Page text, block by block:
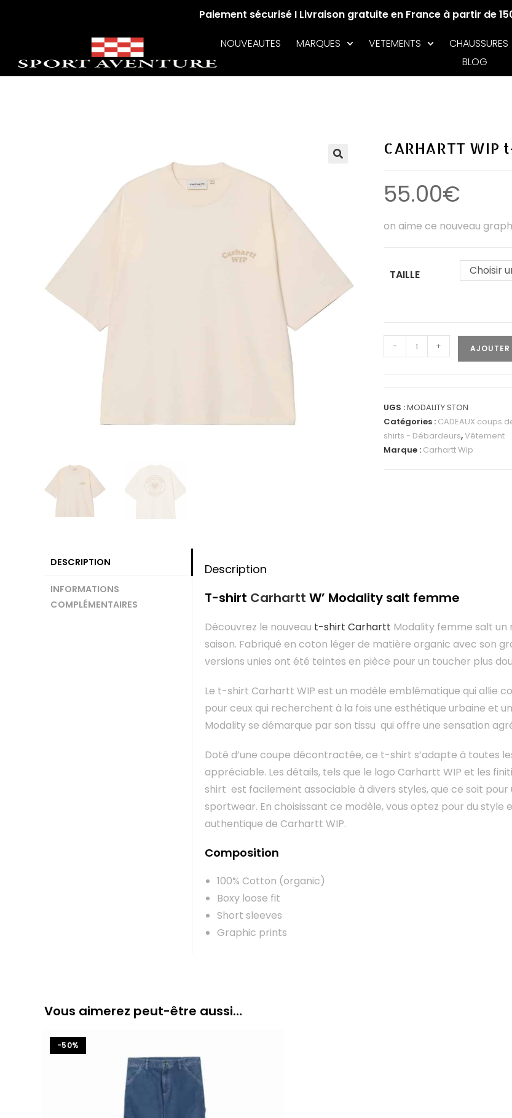
Paiement sécurisé I Livraison gratuite en France à partir de
NOUVEAUTES MARQUES VETEMENTS CHAUSSURES
BLOG
CARHARTT
55.00€
on aime ce nouveau
TAILLE Choisir
- +
UGS :MODALITY STON
Catégories : CADEAUX coups
shirts - Débardeurs,Vêtement
Marque : Carhartt Wip
DESCRIPTION
INFORMATIONS
COMPLÉMENTAIRES
Description
T-shirt Carhartt W’ Modality salt femme
Découvrez le nouveau t-shirt Carhartt Modality femme salt
saison. Fabriqué en coton léger de matière organic avec son
versions unies ont été teintes en pièce pour un toucher plus
Le t-shirt Carhartt WIP est un modèle emblématique qui allie
pour ceux qui recherchent à la fois une esthétique urbaine et
Modality se démarque par son tissu qui offre une sensation
Doté d’une coupe décontractée, ce t-shirt s’adapte à toutes
appréciable. Les détails, tels que le logo Carhartt WIP et les
shirt est facilement associable à divers styles, que ce soit pour
sportwear. En choisissant ce modèle, vous optez pour du
authentique de Carhartt WIP.
Composition
100% Cotton (organic)
Boxy loose fit
Short sleeves
Graphic prints
Vous aimerez peut-être aussi…
-50%